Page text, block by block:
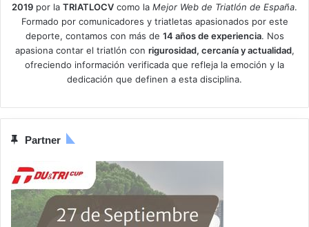
2019 por la TRIATLOCV como la Mejor Web de Triatlón de España.
Formado por comunicadores y triatletas apasionados por este
deporte, contamos con más de 14 años de experiencia. Nos
apasiona contar el triatlón con rigurosidad, cercanía y actualidad,
ofreciendo información verificada que refleja la emoción y la
dedicación que definen a esta disciplina.
Partner